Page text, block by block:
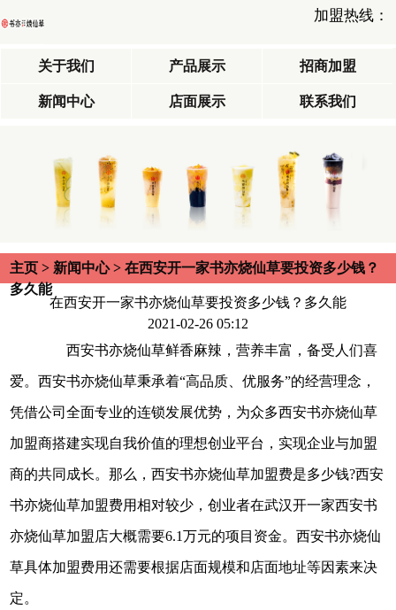
加盟热线：
关于我们 产品展示 招商加盟
新闻中心 店面展示 联系我们
主页 > 新闻中心> 在西安开一家书亦烧仙草要投资多少钱？
多久能
在西安开一家书亦烧仙草要投资多少钱？多久能
2021-02-26 05:12
西安书亦烧仙草鲜香麻辣，营养丰富，备受人们喜
爱。西安书亦烧仙草秉承着“高品质、优服务”的经营理念，
凭借公司全面专业的连锁发展优势，为众多西安书亦烧仙草
加盟商搭建实现自我价值的理想创业平台，实现企业与加盟
商的共同成长。那么，西安书亦烧仙草加盟费是多少钱?西安
书亦烧仙草加盟费用相对较少，创业者在武汉开一家西安书
亦烧仙草加盟店大概需要6.1万元的项目资金。西安书亦烧仙
草具体加盟费用还需要根据店面规模和店面地址等因素来决
定。